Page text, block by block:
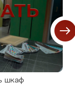
шкаф